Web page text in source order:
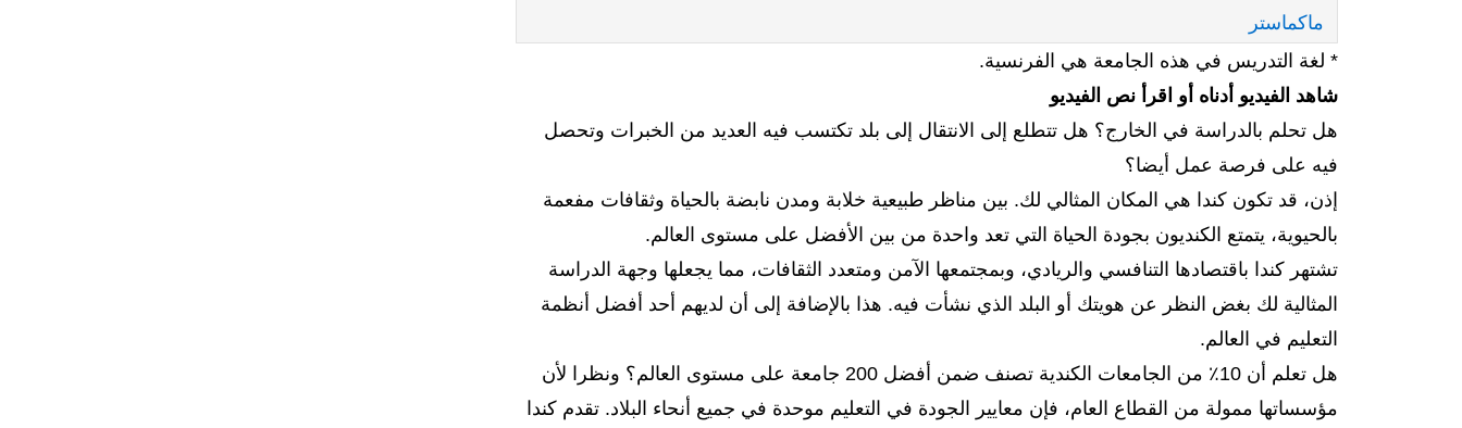
ماكماستر
جامعة مونتريال -
جامعة ألبرتا 5.5
5.5
5.5
6.5
جامعة أوتاوا -
-
-
6.5
6.5
جامعة كالجاري -
-
-
6.5
جامعة واترلو
جامعة وسترن 6
6.5
* لغة التدريس في هذه الجامعة هي الفرنسية.
شاهد الفيديو أدناه أو اقرأ نص الفيديو
هل تحلم بالدراسة في الخارج؟ هل تتطلع إلى الانتقال إلى بلد تكتسب فيه العديد من الخبرات وتحصل
فيه على فرصة عمل أيضا؟
إذن، قد تكون كندا هي المكان المثالي لك. بين مناظر طبيعية خلابة ومدن نابضة بالحياة وثقافات مفعمة
بالحيوية، يتمتع الكنديون بجودة الحياة التي تعد واحدة من بين الأفضل على مستوى العالم.
تشتهر كندا باقتصادها التنافسي والريادي، وبمجتمعها الآمن ومتعدد الثقافات، مما يجعلها وجهة الدراسة
المثالية لك بغض النظر عن هويتك أو البلد الذي نشأت فيه. هذا بالإضافة إلى أن لديهم أحد أفضل أنظمة
التعليم في العالم.
هل تعلم أن 10٪ من الجامعات الكندية تصنف ضمن أفضل 200 جامعة على مستوى العالم؟ ونظرا لأن
مؤسساتها ممولة من القطاع العام، فإن معايير الجودة في التعليم موحدة في جميع أنحاء البلاد. تقدم كندا